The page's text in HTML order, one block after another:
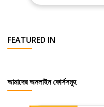
FEATURED IN
আমাদের অনলাইন কোর্সসমূহ